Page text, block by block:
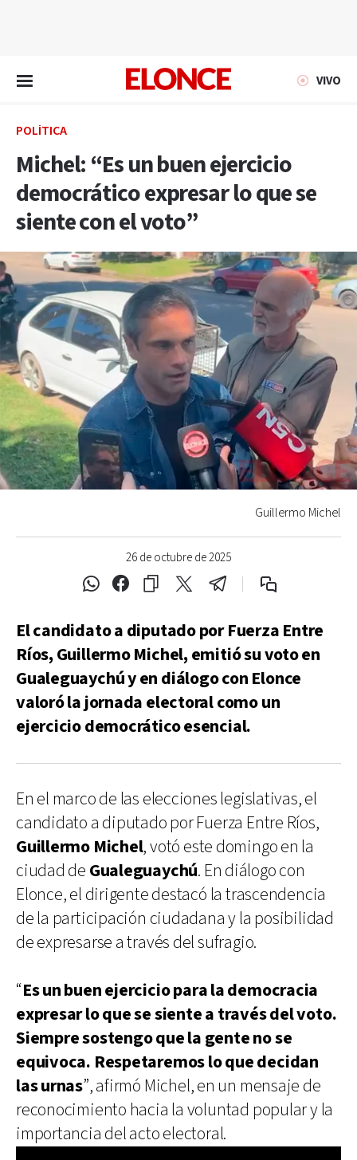
VIVO
POLÍTICA
Michel: “Es un buen ejercicio
democrático expresar lo que se
siente con el voto”
26 de octubre de 2025
Guillermo Michel
El candidato a diputado por Fuerza Entre
Ríos, Guillermo Michel, emitió su voto en
Gualeguaychú y en diálogo con Elonce
valoró la jornada electoral como un
ejercicio democrático esencial.
En el marco de las elecciones legislativas, el
candidato a diputado por Fuerza Entre Ríos,
Guillermo Michel, votó este domingo en la
ciudad de Gualeguaychú. En diálogo con
Elonce, el dirigente destacó la trascendencia
de la participación ciudadana y la posibilidad
de expresarse a través del sufragio.
“Es un buen ejercicio para la democracia
expresar lo que se siente a través del voto.
Siempre sostengo que la gente no se
equivoca. Respetaremos lo que decidan
las urnas”, afirmó Michel, en un mensaje de
reconocimiento hacia la voluntad popular y la
importancia del acto electoral.